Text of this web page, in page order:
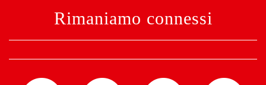
Rimaniamo connessi